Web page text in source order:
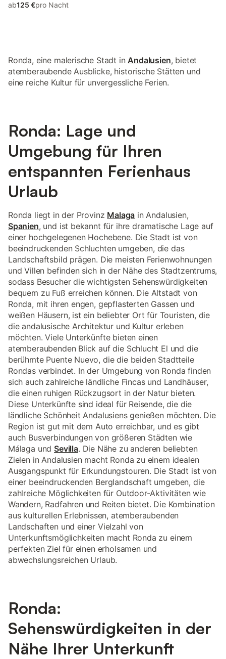
ab125 €pro Nacht
Ronda, eine malerische Stadt inAndalusien, bietet
atemberaubende Ausblicke, historische Stätten und
eine reiche Kultur für unvergessliche Ferien.
Ronda: Lage und
Umgebung für Ihren
entspannten Ferienhaus
Urlaub
Ronda liegt in der Provinz Malaga in Andalusien,
Spanien, und ist bekannt für ihre dramatische Lage auf
einer hochgelegenen Hochebene. Die Stadt ist von
beeindruckenden Schluchten umgeben, die das
Landschaftsbild prägen. Die meisten Ferienwohnungen
und Villen befinden sich in der Nähe des Stadtzentrums,
sodass Besucher die wichtigsten Sehenswürdigkeiten
bequem zu Fuß erreichen können. Die Altstadt von
Ronda, mit ihren engen, gepflasterten Gassen und
weißen Häusern, ist ein beliebter Ort für Touristen, die
die andalusische Architektur und Kultur erleben
möchten. Viele Unterkünfte bieten einen
atemberaubenden Blick auf die Schlucht El und die
berühmte Puente Nuevo, die die beiden Stadtteile
Rondas verbindet. In der Umgebung von Ronda finden
sich auch zahlreiche ländliche Fincas und Landhäuser,
die einen ruhigen Rückzugsort in der Natur bieten.
Diese Unterkünfte sind ideal für Reisende, die die
ländliche Schönheit Andalusiens genießen möchten. Die
Region ist gut mit dem Auto erreichbar, und es gibt
auch Busverbindungen von größeren Städten wie
Málaga und Sevilla. Die Nähe zu anderen beliebten
Zielen in Andalusien macht Ronda zu einem idealen
Ausgangspunkt für Erkundungstouren. Die Stadt ist von
einer beeindruckenden Berglandschaft umgeben, die
zahlreiche Möglichkeiten für Outdoor-Aktivitäten wie
Wandern, Radfahren und Reiten bietet. Die Kombination
aus kulturellen Erlebnissen, atemberaubenden
Landschaften und einer Vielzahl von
Unterkunftsmöglichkeiten macht Ronda zu einem
perfekten Ziel für einen erholsamen und
abwechslungsreichen Urlaub.
Ronda:
Sehenswürdigkeiten in der
Nähe Ihrer Unterkunft